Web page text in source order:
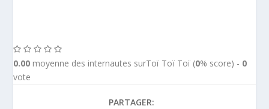
0.00 moyenne des internautes surToï Toï Toï (0% score) - 0
vote
PARTAGER: